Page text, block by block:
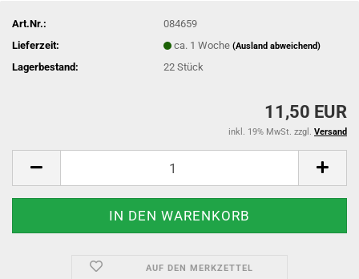
Art.Nr.:
084659
Lieferzeit:
ca. 1 Woche(Ausland abweichend)
Lagerbestand: 22Stück
11,50 EUR
inkl. 19% MwSt. zzgl. Versand
AUF DEN MERKZETTEL